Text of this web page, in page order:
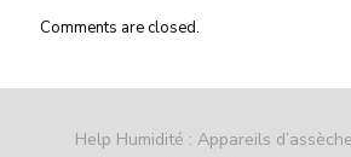
Comments are closed.
Help Humidité : Appareils